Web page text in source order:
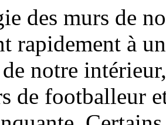
des murs de
rapidement à
notre
de footballeur